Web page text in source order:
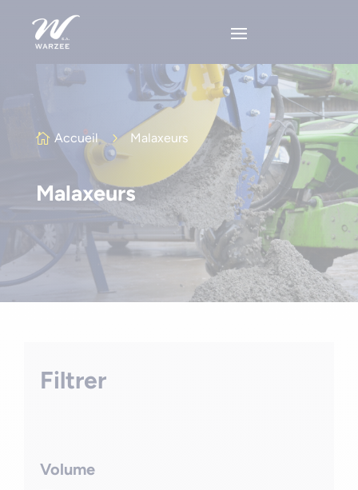
 Accueil 5 Malaxeurs
Malaxeurs
Filtrer
Volume